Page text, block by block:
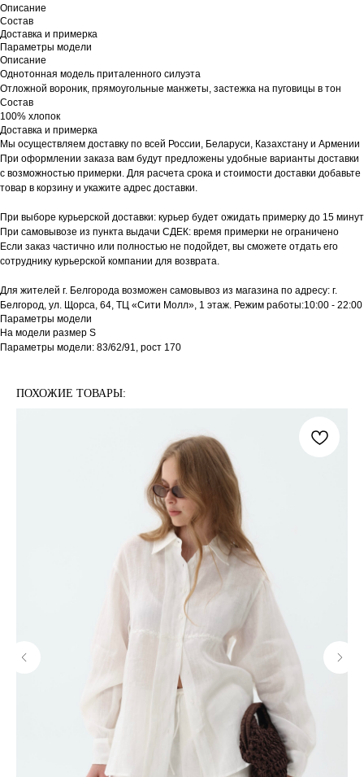
Описание
Состав
Доставка и примерка
Параметры модели
Описание
Однотонная модель приталенного силуэта
Отложной вороник, прямоугольные манжеты, застежка на пуговицы в тон
Состав
100% хлопок
Доставка и примерка
Мы осуществляем доставку по всей России, Беларуси, Казахстану и Армении
При оформлении заказа вам будут предложены удобные варианты доставки
с возможностью примерки. Для расчета срока и стоимости доставки добавьте
товар в корзину и укажите адрес доставки.
При выборе курьерской доставки: курьер будет ожидать примерку до 15 минут
При самовывозе из пункта выдачи СДЕК: время примерки не ограничено
Если заказ частично или полностью не подойдет, вы сможете отдать его
сотруднику курьерской компании для возврата.
Для жителей г. Белгорода возможен самовывоз из магазина по адресу: г.
Белгород, ул. Щорса, 64, ТЦ «Сити Молл», 1 этаж. Режим работы:10:00 - 22:00
Параметры модели
На модели размер S
Параметры модели: 83/62/91, рост 170
ПОХОЖИЕ ТОВАРЫ: